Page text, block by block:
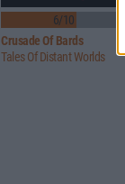
6/10
Crusade Of Bards
Tales Of Distant Worlds